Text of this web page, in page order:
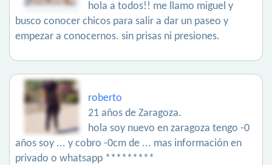
hola a todos!! me llamo miguel y
busco conocer chicos para salir a dar un paseo y
empezar a conocernos. sin prisas ni presiones.
roberto
21 años de Zaragoza.
hola soy nuevo en zaragoza tengo -0
años soy ... y cobro -0cm de ... mas información en
privado o whatsapp *********